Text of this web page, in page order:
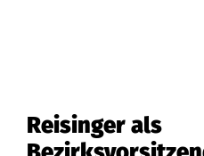
Reisinger als